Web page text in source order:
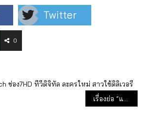
Twitter
0
ช่อง7HD ทีวีดิจิทัล ละครใหม่ สาวใช้ดิลิเวอรี
เรื่องย่อ “แคน2แผ่นดิน”